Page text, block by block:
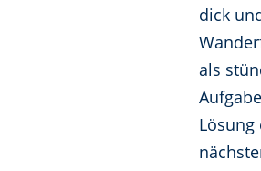
dick
als